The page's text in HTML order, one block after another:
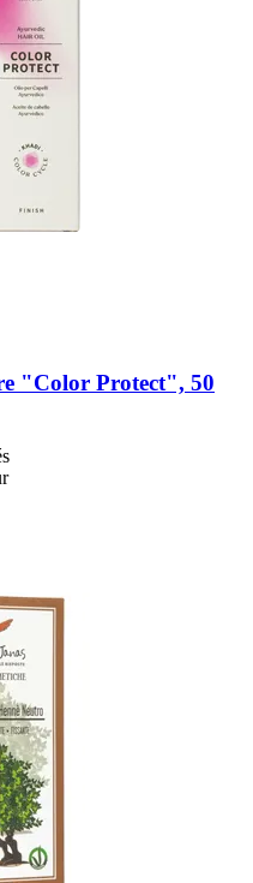
"Color Protect", 50